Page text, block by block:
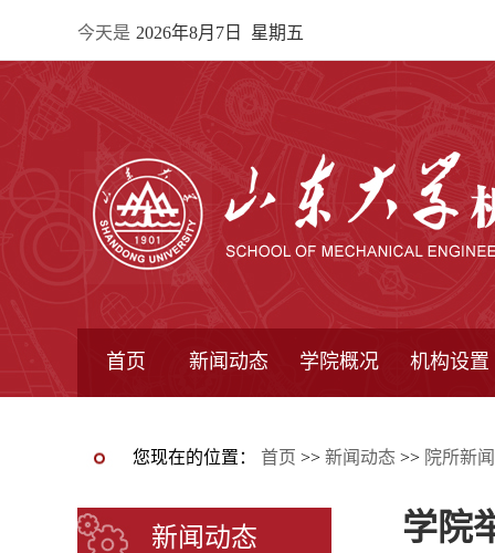
今天是 2026年8月7日 星期五
首页 新闻动态 学院概况 机构设置
您现在的位置： 首页 >> 新闻动态 >> 院所新闻
新闻动态 学院